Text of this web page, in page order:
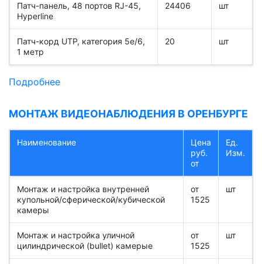
Патч-панель, 48 портов RJ-45,
Hyperline
24406 шт
Патч-корд UTP, категория 5e/6,
1 метр
20 шт
Подробнее
МОНТАЖ ВИДЕОНАБЛЮДЕНИЯ В ОРЕНБУРГЕ
Наименование
Цена
руб.
от
Ед.
Изм.
Монтаж и настройка внутренней
купольной/сферической/кубической
камеры
от
1525
шт
Монтаж и настройка уличной
цилиндрической (bullet) камерыe
от
1525
шт